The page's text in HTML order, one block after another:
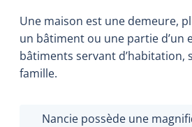
Une maison est une demeure,
un bâtiment ou une partie d’un
bâtiments servant d’habitation,
famille.
Nancie possède une